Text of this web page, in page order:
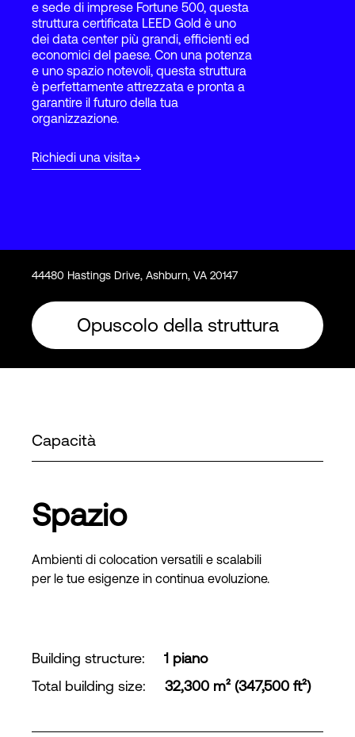
Accesso
e sede di imprese Fortune 500, questa
struttura certificata LEED Gold è uno
dei data center più grandi, efficienti ed
economici del paese. Con una potenza
e uno spazio notevoli, questa struttura
è perfettamente attrezzata e pronta a
garantire il futuro della tua
organizzazione.
Richiedi una visita
44480 Hastings Drive, Ashburn, VA 20147
Opuscolo della struttura
Capacità
Spazio
Ambienti di colocation versatili e scalabili
per le tue esigenze in continua evoluzione.
Building structure:
1 piano
Total building size: 32,300 m² (347,500 ft²)